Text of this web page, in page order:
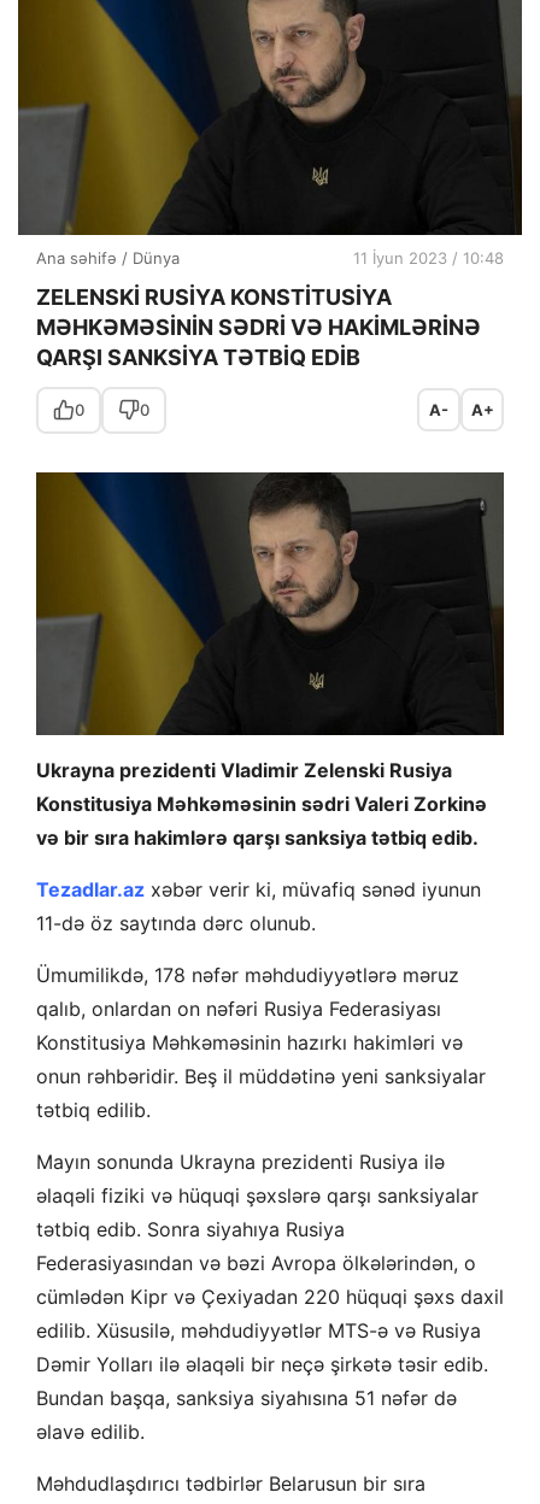
Ana səhifə / Dünya 11 İyun 2023 / 10:48
ZELENSKİ RUSİYA KONSTİTUSİYA
MƏHKƏMƏSİNİN SƏDRİ VƏ HAKİMLƏRİNƏ
QARŞI SANKSİYA TƏTBİQ EDİB
0 0 A- A+
Ukrayna prezidenti Vladimir Zelenski Rusiya
Konstitusiya Məhkəməsinin sədri Valeri Zorkinə
və bir sıra hakimlərə qarşı sanksiya tətbiq edib.
Tezadlar.az xəbər verir ki, müvafiq sənəd iyunun
11-də öz saytında dərc olunub.
Ümumilikdə, 178 nəfər məhdudiyyətlərə məruz
qalıb, onlardan on nəfəri Rusiya Federasiyası
Konstitusiya Məhkəməsinin hazırkı hakimləri və
onun rəhbəridir. Beş il müddətinə yeni sanksiyalar
tətbiq edilib.
Mayın sonunda Ukrayna prezidenti Rusiya ilə
əlaqəli fiziki və hüquqi şəxslərə qarşı sanksiyalar
tətbiq edib. Sonra siyahıya Rusiya
Federasiyasından və bəzi Avropa ölkələrindən, o
cümlədən Kipr və Çexiyadan 220 hüquqi şəxs daxil
edilib. Xüsusilə, məhdudiyyətlər MTS-ə və Rusiya
Dəmir Yolları ilə əlaqəli bir neçə şirkətə təsir edib.
Bundan başqa, sanksiya siyahısına 51 nəfər də
əlavə edilib.
Məhdudlaşdırıcı tədbirlər Belarusun bir sıra